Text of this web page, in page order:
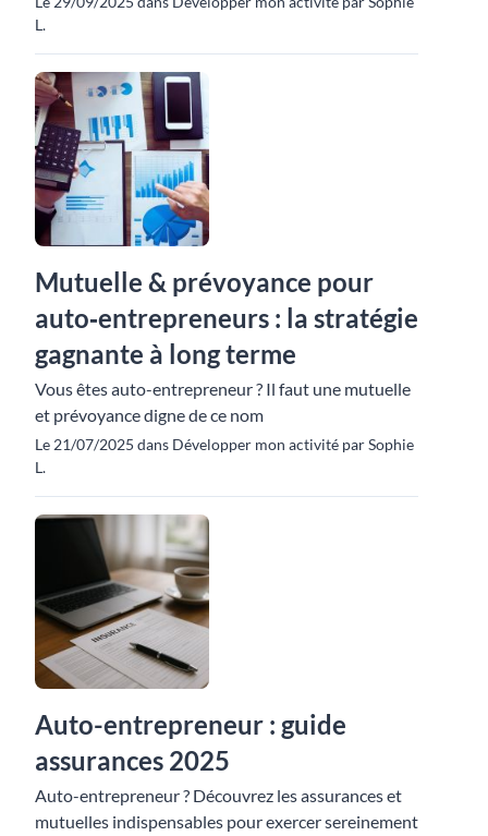
L.
Mutuelle & prévoyance pour
auto‑entrepreneurs : la stratégie
gagnante à long terme
Vous êtes auto-entrepreneur ? Il faut une mutuelle
et prévoyance digne de ce nom
Le 21/07/2025 dans Développer mon activité par Sophie
L.
Auto-entrepreneur : guide
assurances 2025
Auto-entrepreneur ? Découvrez les assurances et
mutuelles indispensables pour exercer sereinement